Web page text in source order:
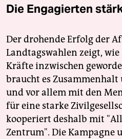
Die Engagierten
Der drohende Erfolg der
Landtagswahlen zeigt,
Kräfte inzwischen
braucht es
und vor allem mit den
für eine starke
kooperiert deshalb mit
Zentrum". Die Kampagne